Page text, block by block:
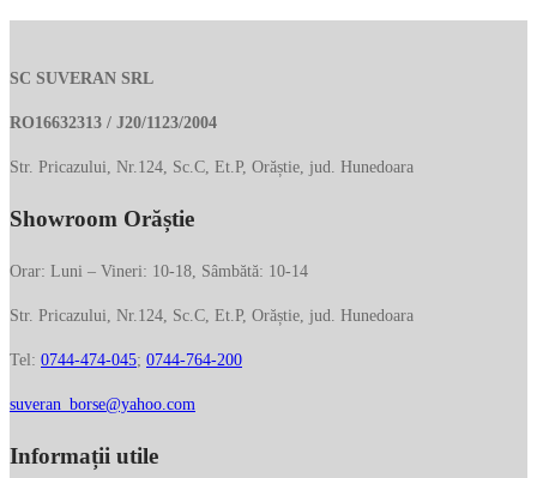
SC SUVERAN SRL
RO16632313 / J20/1123/2004
Str. Pricazului, Nr.124, Sc.C, Et.P, Orăștie, jud. Hunedoara
Showroom Orăștie
Orar: Luni – Vineri: 10-18, Sâmbătă: 10-14
Str. Pricazului, Nr.124, Sc.C, Et.P, Orăștie, jud. Hunedoara
Tel: 0744-474-045; 0744-764-200
suveran_borse@yahoo.com
Informații utile